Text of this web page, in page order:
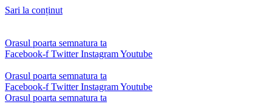
Sari la conținut
Orasul poarta semnatura ta
Facebook-f Twitter InstagramYoutube
Orasul poarta semnatura ta
Facebook-f Twitter InstagramYoutube
Orasul poarta semnatura ta